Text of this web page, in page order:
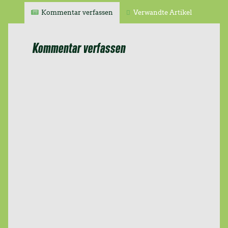
Kommentar verfassen Verwandte Artikel
Kommentar verfassen